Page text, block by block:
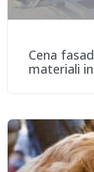
Cena
materiali